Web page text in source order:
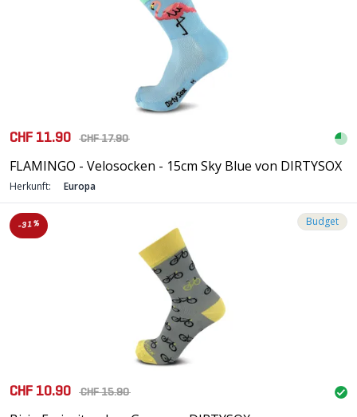
CHF 11.90 CHF 17.90
FLAMINGO - Velosocken - 15cm Sky Blue von DIRTYSOX
Herkunft: Europa
-31% Budget
CHF 10.90 CHF 15.90